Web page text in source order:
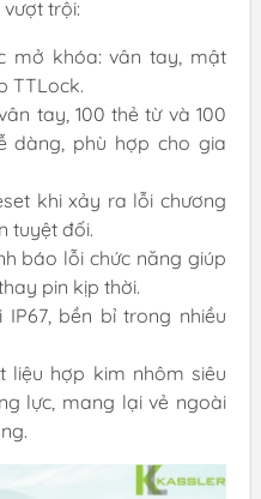
trội:
mở khóa: vân tay, mật
TTLock.
tay, 100 thẻ từ và 100
dàng, phù hợp cho gia
khi xảy ra lỗi chương
tuyệt đối.
báo lỗi chức năng giúp
pin kịp thời.
bền bỉ trong nhiều
liệu hợp kim nhôm siêu
lực, mang lại vẻ ngoài